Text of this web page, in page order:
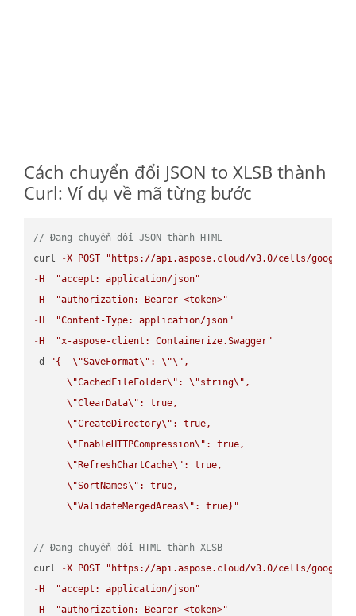
Cách chuyển đổi JSON to XLSB thành
Curl: Ví dụ về mã từng bước
// Đang chuyển đổi JSON thành HTML
curl
-X POST
"https://api.aspose.cloud/v3.0/cells/
- H
"accept: application/json"
- H
"authorization: Bearer <token>"
- H
"Content-Type: application/json"
- H
"x-aspose-client: Containerize.Swagger"
-d "{ \"SaveFormat\" : \"\" ,
\"CachedFileFolder\" : \"string\" ,
\"ClearData\" : true,
\"CreateDirectory\" : true,
\" EnableHTTPCompression\" : true,
\" RefreshChartCache\" : true,
\"SortNames\" : true,
\"ValidateMergedAreas\" : true}"
// Đang chuyển đổi HTML thành XLSB
curl
-X POST
"https://api.aspose.cloud/v3.0/cells/
- H
"accept: application/json"
- H
"authorization: Bearer <token>"